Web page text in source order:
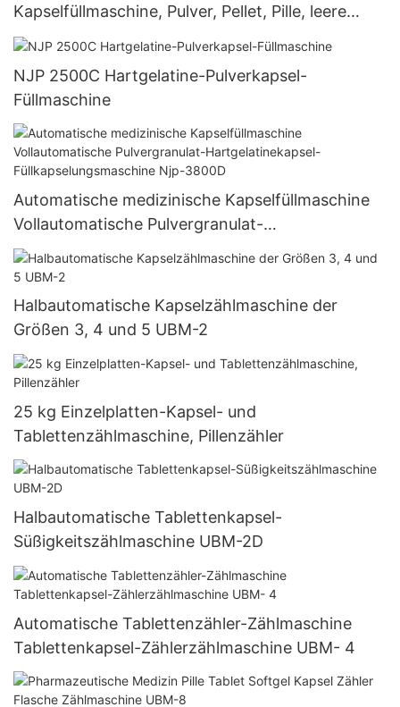
Kapselfüllmaschine, Pulver, Pellet, Pille, leere
Hartgelatinekapsel-Füllmaschine Njp 1500D
NJP 2500C Hartgelatine-Pulverkapsel-
Füllmaschine
Automatische medizinische Kapselfüllmaschine
Vollautomatische Pulvergranulat-
Hartgelatinekapsel-Füllkapselungsmaschine Njp-
3800D
Halbautomatische Kapselzählmaschine der
Größen 3, 4 und 5 UBM-2
25 kg Einzelplatten-Kapsel- und
Tablettenzählmaschine, Pillenzähler
Halbautomatische Tablettenkapsel-
Süßigkeitszählmaschine UBM-2D
Automatische Tablettenzähler-Zählmaschine
Tablettenkapsel-Zählerzählmaschine UBM- 4